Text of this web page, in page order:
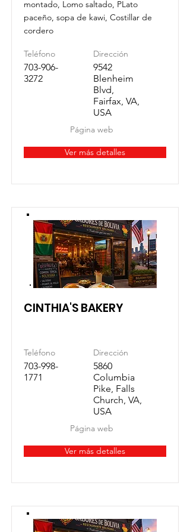
montado, Lomo saltado, PLato
paceño, sopa de kawi, Costillar de
cordero
Teléfono
703-906-
3272
Dirección
9542
Blenheim
Blvd,
Fairfax, VA,
USA
Página web
Ver más detalles
CINTHIA'S BAKERY
Teléfono
703-998-
1771
Dirección
5860
Columbia
Pike, Falls
Church, VA,
USA
Página web
Ver más detalles